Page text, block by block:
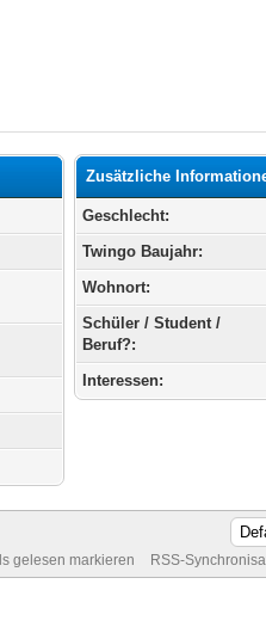
Zusätzliche
Geschlecht:
Twingo Baujahr:
Wohnort:
Schüler / Student /
Beruf?:
Interessen:
gelesen markieren RSS-